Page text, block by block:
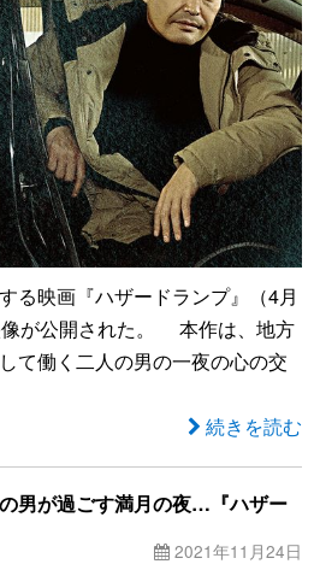
る映画『ハザードランプ』（4月
像が公開された。 本作は、地方
て働く二人の男の一夜の心の交
続きを読む
男が過ごす満月の夜…『ハザー
2021年11月24日